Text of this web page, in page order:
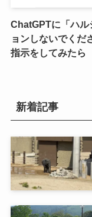
ChatGPTに「ハル
ョンしないでくだ
指示をしてみたら
新着記事